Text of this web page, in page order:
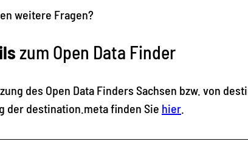
weitere Fragen?
zum Open Data Finder
des Open Data Finders Sachsen bzw. von
der destination.meta finden Sie hier.